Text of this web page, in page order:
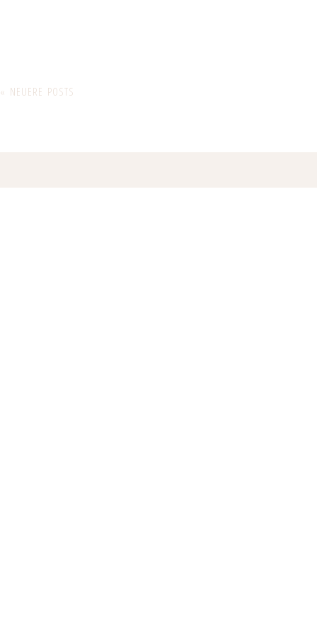
« NEUERE POSTS